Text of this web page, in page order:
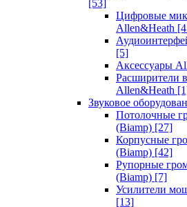
[53]
Цифровые
Allen&Heath
[5]
Аксессуары
Расширители
Allen&Heath
Звуковое
Потолочные
(Biamp) [27]
Корпусные
(Biamp) [42]
Рупорные
(Biamp) [7]
Усилители
[13]